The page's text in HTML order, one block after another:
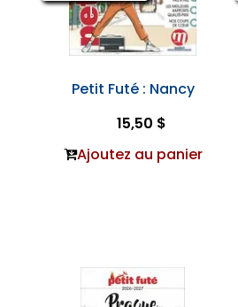
Petit Futé : Nancy
15,50 $
Ajoutez au panier